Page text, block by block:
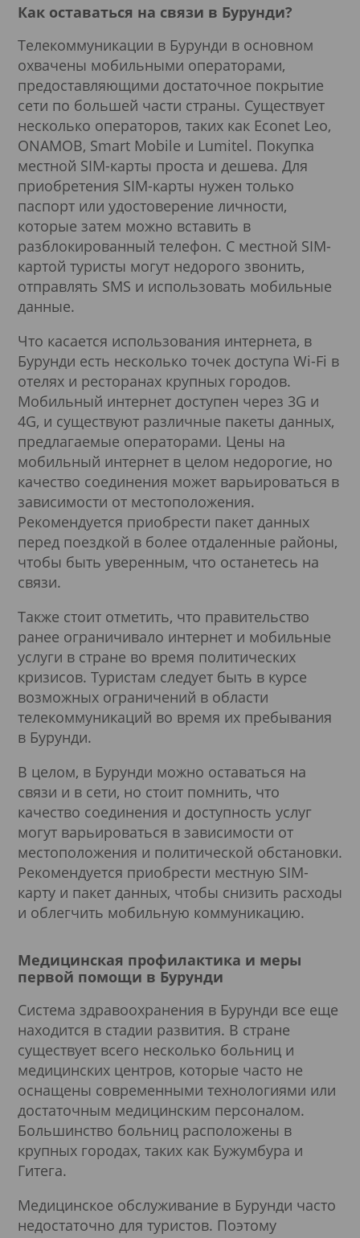
Как оставаться на связи в Бурунди?
Телекоммуникации в Бурунди в основном
охвачены мобильными операторами,
предоставляющими достаточное покрытие
сети по большей части страны. Существует
несколько операторов, таких как Econet Leo,
ONAMOB, Smart Mobile и Lumitel. Покупка
местной SIM-карты проста и дешева. Для
приобретения SIM-карты нужен только
паспорт или удостоверение личности,
которые затем можно вставить в
разблокированный телефон. С местной SIM-
картой туристы могут недорого звонить,
отправлять SMS и использовать мобильные
данные.
Что касается использования интернета, в
Бурунди есть несколько точек доступа Wi-Fi в
отелях и ресторанах крупных городов.
Мобильный интернет доступен через 3G и
4G, и существуют различные пакеты данных,
предлагаемые операторами. Цены на
мобильный интернет в целом недорогие, но
качество соединения может варьироваться в
зависимости от местоположения.
Рекомендуется приобрести пакет данных
перед поездкой в более отдаленные районы,
чтобы быть уверенным, что останетесь на
связи.
Также стоит отметить, что правительство
ранее ограничивало интернет и мобильные
услуги в стране во время политических
кризисов. Туристам следует быть в курсе
возможных ограничений в области
телекоммуникаций во время их пребывания
в Бурунди.
В целом, в Бурунди можно оставаться на
связи и в сети, но стоит помнить, что
качество соединения и доступность услуг
могут варьироваться в зависимости от
местоположения и политической обстановки.
Рекомендуется приобрести местную SIM-
карту и пакет данных, чтобы снизить расходы
и облегчить мобильную коммуникацию.
Медицинская профилактика и меры
первой помощи в Бурунди
Система здравоохранения в Бурунди все еще
находится в стадии развития. В стране
существует всего несколько больниц и
медицинских центров, которые часто не
оснащены современными технологиями или
достаточным медицинским персоналом.
Большинство больниц расположены в
крупных городах, таких как Бужумбура и
Гитега.
Медицинское обслуживание в Бурунди часто
недостаточно для туристов. Поэтому